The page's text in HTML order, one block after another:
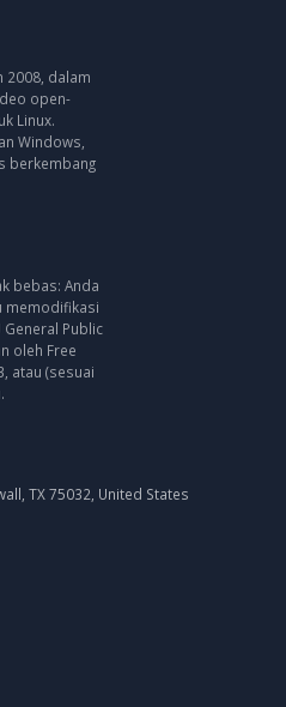
2008, dalam
open-
Linux.
Windows,
berkembang
bebas: Anda
memodifikasi
Public
oleh Free
atau (sesuai
TX 75032, United States